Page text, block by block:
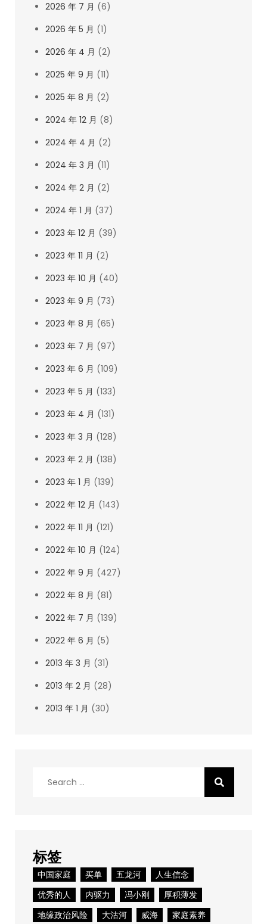
2026 年 7 月 (6)
2026 年 5 月 (1)
2026 年 4 月 (2)
2025 年 9 月 (11)
2025 年 8 月 (2)
2024 年 12 月 (8)
2024 年 4 月 (2)
2024 年 3 月 (11)
2024 年 2 月 (2)
2024 年 1 月 (37)
2023 年 12 月 (39)
2023 年 11 月 (2)
2023 年 10 月 (40)
2023 年 9 月 (73)
2023 年 8 月 (65)
2023 年 7 月 (97)
2023 年 6 月 (109)
2023 年 5 月 (133)
2023 年 4 月 (131)
2023 年 3 月 (128)
2023 年 2 月 (138)
2023 年 1 月 (139)
2022 年 12 月 (143)
2022 年 11 月 (121)
2022 年 10 月 (124)
2022 年 9 月 (427)
2022 年 8 月 (81)
2022 年 7 月 (139)
2022 年 6 月 (5)
2013 年 3 月 (31)
2013 年 2 月 (28)
2013 年 1 月 (30)
标签
中国家庭 买单 五龙河
人生信念
优秀的人
内驱力 冯小刚
厚积薄发
地缘政治风险
大沽河 威海 家庭素养